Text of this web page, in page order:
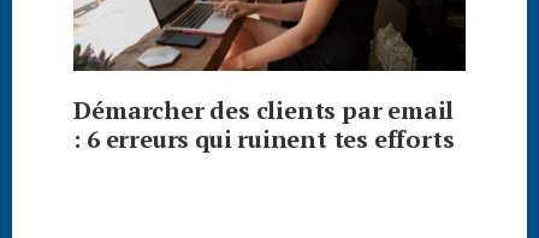
Démarcher des clients par email
: 6 erreurs qui ruinent tes efforts